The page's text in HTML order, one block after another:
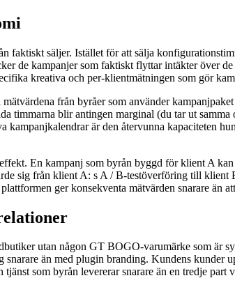
säljer. Istället för att sälja
de kampanjer som faktiskt flyttar intäkter över
kreativa och per-klientmätningen som gör
från byråer som använder
timmarna blir antingen marginal (du tar ut
är den återvunna kapaciteten
En kampanj som byrån byggd för klient A
sig från klient A: s A / B-testöverföring till
ger konsekventa mätvärden snarare än
utan någon GT BOGO-varumärke som är
än med plugin branding. Kundens kunder
som byrån levererar snarare än en tredje part